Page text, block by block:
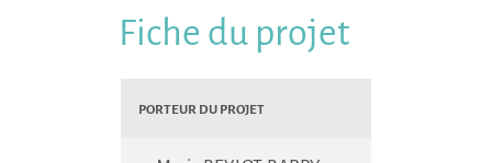
Fiche du projet
Porteur du projet